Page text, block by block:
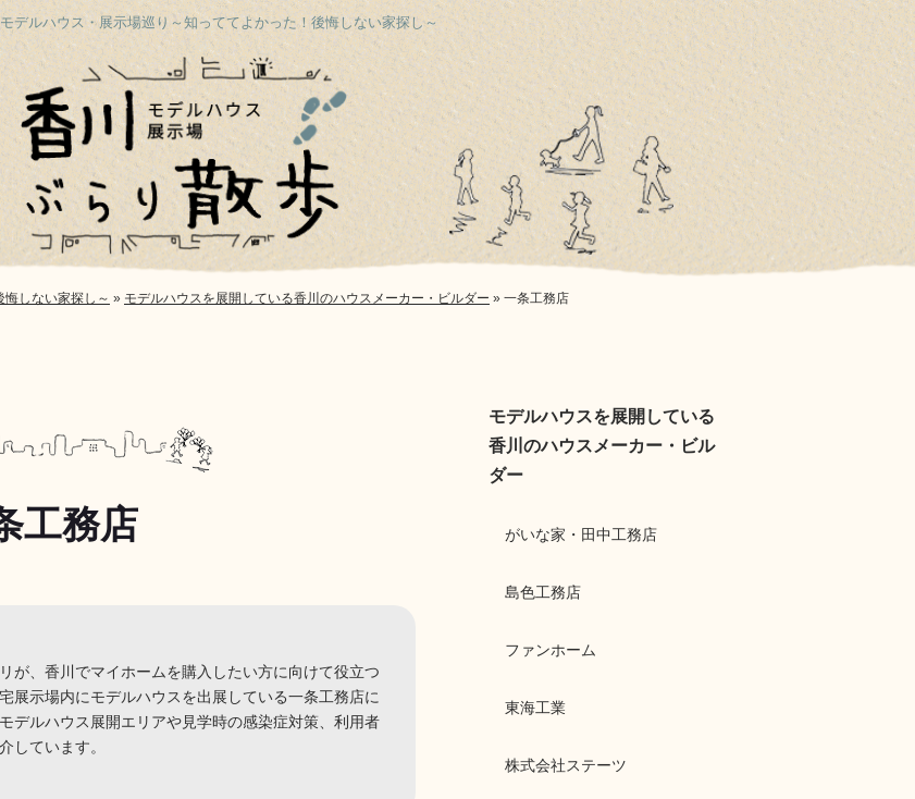
デルハウス・展示場巡り ～知っててよかった！後悔しない家探し～
しない家探し～ » モデルハウスを展開している香川のハウスメーカー・ビルダー » 一条工務店
工務店
が、香川でマイホームを購入したい方に向けて役立つ
展示場内にモデルハウスを出展している一条工務店に
デルハウス展開エリアや見学時の感染症対策、利用者
しています。
モデルハウスを展開している
香川のハウスメーカー・ビル
ダー
がいな家・田中工務店
島色工務店
ファンホーム
東海工業
株式会社ステーツ